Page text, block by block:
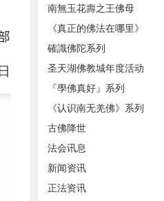
南無玉花壽之王佛母
《真正的佛法在哪里》
確識佛陀系列
圣天湖佛教城年度活动
『學佛真好』系列
《认识南无羌佛》系列
古佛降世
法会讯息
新闻资讯
正法资讯